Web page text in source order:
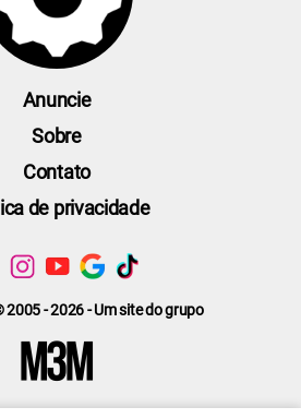
- 2026 - Um site do grupo
Anuncie
Sobre
Contato
de privacidade